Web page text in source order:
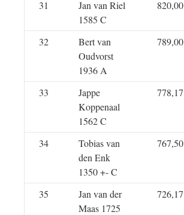
31
Jan van Riel
1585 C
820,00
32
Bert van
Oudvorst
1936 A
789,00
33
Jappe
Koppenaal
1562 C
778,17
34
Tobias van
den Enk
1350 +- C
767,50
35
Jan van der
Maas 1725
726,17